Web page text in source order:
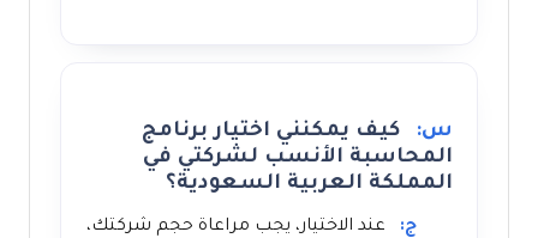
س:
كيف يمكنني اختيار برنامج
المحاسبة الأنسب لشركتي في
المملكة العربية السعودية؟
ج:
عند الاختيار، يجب مراعاة حجم شركتك،